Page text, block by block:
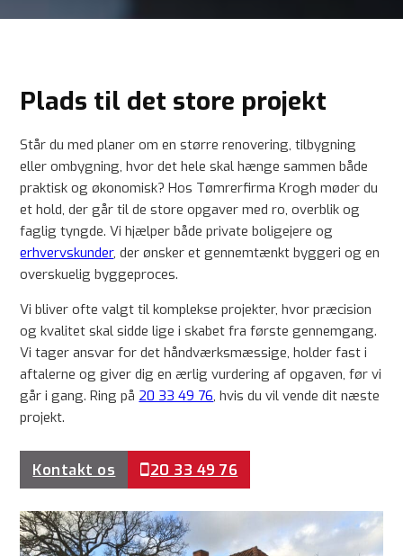
Plads til det store projekt
Står du med planer om en større renovering, tilbygning
eller ombygning, hvor det hele skal hænge sammen både
praktisk og økonomisk? Hos Tømrerfirma Krogh møder du
et hold, der går til de store opgaver med ro, overblik og
faglig tyngde. Vi hjælper både private boligejere og
erhvervskunder, der ønsker et gennemtænkt byggeri og en
overskuelig byggeproces.
Vi bliver ofte valgt til komplekse projekter, hvor præcision
og kvalitet skal sidde lige i skabet fra første gennemgang.
Vi tager ansvar for det håndværksmæssige, holder fast i
aftalerne og giver dig en ærlig vurdering af opgaven, før vi
går i gang. Ring på 20 33 49 76, hvis du vil vende dit næste
projekt.
Kontakt os 20 33 49 76